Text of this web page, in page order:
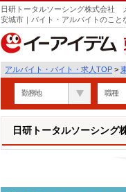
日研トータルソーシング株式会社
安城市｜バイト・アルバイトのこと
アルバイト・バイト・求人TOP >
勤務地 職種
日研トータルソーシン